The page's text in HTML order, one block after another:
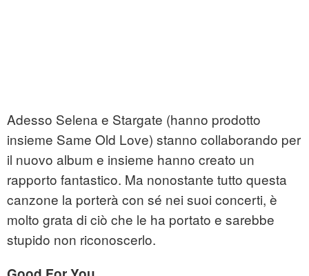
Adesso Selena e Stargate (hanno prodotto
insieme Same Old Love) stanno collaborando per
il nuovo album e insieme hanno creato un
rapporto fantastico. Ma nonostante tutto questa
canzone la porterà con sé nei suoi concerti, è
molto grata di ciò che le ha portato e sarebbe
stupido non riconoscerlo.